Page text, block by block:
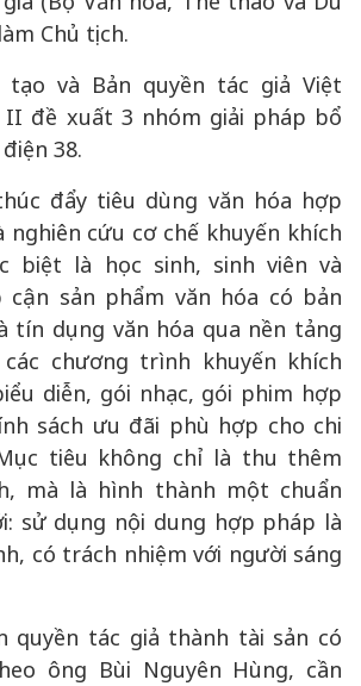
Chủ tịch.
tạo và Bản quyền tác giả Việt
II đề xuất 3 nhóm giải pháp bổ
38.
đẩy tiêu dùng văn hóa hợp
nghiên cứu cơ chế khuyến khích
biệt là học sinh, sinh viên và
sản phẩm văn hóa có bản
tín dụng văn hóa qua nền tảng
chương trình khuyến khích
diễn, gói nhạc, gói phim hợp
sách ưu đãi phù hợp cho chi
tiêu không chỉ là thu thêm
mà là hình thành một chuẩn
sử dụng nội dung hợp pháp là
có trách nhiệm với người sáng
quyền tác giả thành tài sản có
ông Bùi Nguyên Hùng, cần